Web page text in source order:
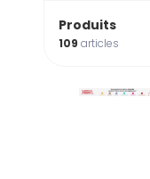
Produits
109articles